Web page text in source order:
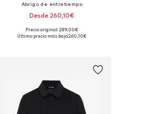
Abrigo de entretiempo
Desde 260,10€
+1
Tallas disponibles: S, M, L, XL, XXL, 5XL
Precio original: 289,00€
Último precio más bajo:260,10€